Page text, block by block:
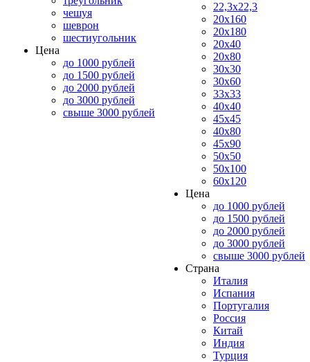
чешуя
шеврон
шестиугольник
Цена
до 1000 рублей
до 1500 рублей
до 2000 рублей
до 3000 рублей
свыше 3000 рублей
22,3x22,3
20x160
20x180
20x40
20x80
30x30
30x60
33x33
40x40
45x45
40x80
45x90
50x50
50x100
60x120
Цена
до 1000 рублей
до 1500 рублей
до 2000 рублей
до 3000 рублей
свыше 3000 рублей
Страна
Италия
Испания
Португалия
Россия
Китай
Индия
Турция